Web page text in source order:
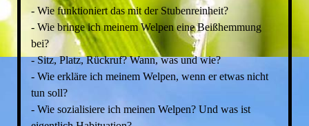
- Wie funktioniert das mit der Stubenreinheit?
- Wie bringe ich meinem Welpen eine Beißhemmung
bei?
- Sitz, Platz, Rückruf? Wann, was und wie?
- Wie erkläre ich meinem Welpen, wenn er etwas nicht
tun soll?
- Wie sozialisiere ich meinen Welpen? Und was ist